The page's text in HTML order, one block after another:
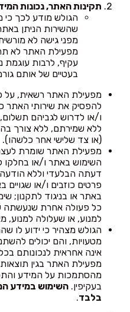
תקינות האתר, נכונות
הגולש מודע לכך
שהשירות הניתן
מפני גישה לא
מפעילת האתר לא
עקיף, לרבות עוגמת
בעטיים של אותם
מפעילת האתר רשאית, על
להפסיק את שירותי האתר
ו/או לדרוש לגביהם
ללא שמירתם, ללא צורך
(או צד שלישי אחר כלשהו).
מפעילת האתר שומרת
דעתה הבלעדי וללא
פרטים כוזבים ו/או
באתר או בניגוד לתקנון;
כל פעולה אחרת שנעשתה
למנוע, או שעלולה
הגולש מצהיר כי ידוע לו
מטעויות, והם יכולים
אינה אחראית לנכונותם
מפעילת האתר בגין
מהסתמכות על המידע
בעקיפין. השימוש במידע
בלבד.